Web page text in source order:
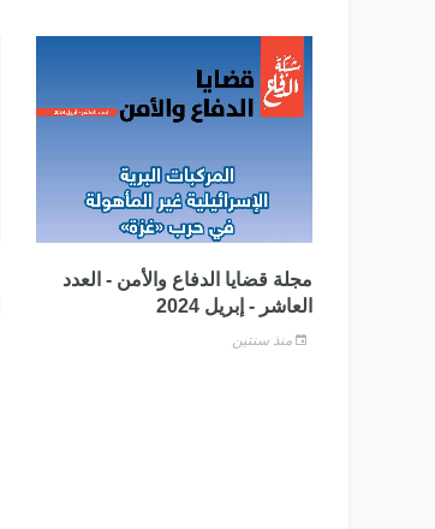
مجلة قضايا الدفاع والأمن - العدد
العاشر - إبريل 2024
منذ سنتين